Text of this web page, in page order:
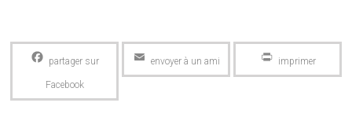
Facebook Email PrintFriendly